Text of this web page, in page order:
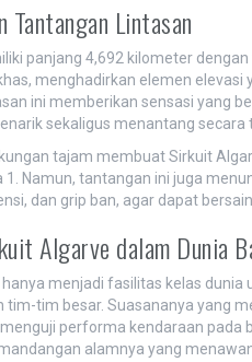
Tantangan Lintasan
panjang 4,692 kilometer
menghadirkan elemen
ini memberikan sensasi yang
sekaligus menantang secara
tajam membuat Sirkuit
1. Namun, tantangan ini juga
dan grip ban, agar dapat
Algarve dalam Dunia
menjadi fasilitas kelas
tim-tim besar. Suasananya yang
performa kendaraan pada
alamnya yang